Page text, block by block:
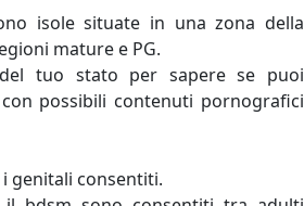
isole situate in una zona della
mature e PG.
tuo stato per sapere se puoi
possibili contenuti pornografici
genitali consentiti.